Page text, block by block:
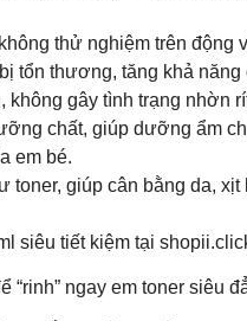
thử nghiệm trên động
tổn thương, tăng khả năng
gây tình trạng nhờn
chất, giúp dưỡng ẩm
em bé.
toner, giúp cân bằng da,
siêu tiết kiệm tại
“rinh” ngay em toner siêu